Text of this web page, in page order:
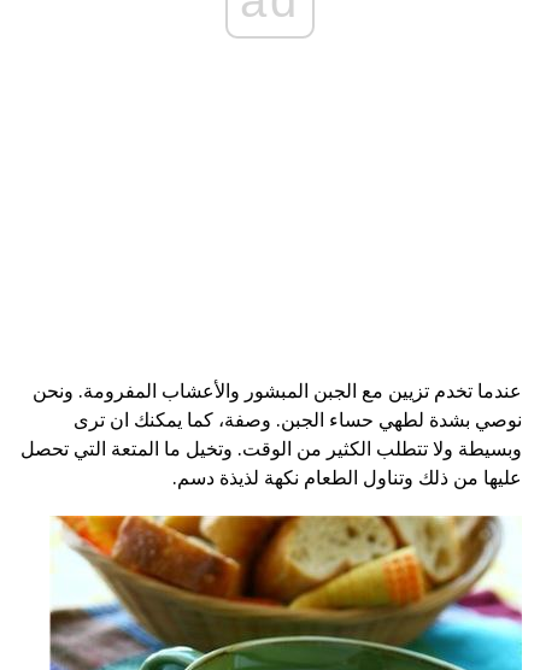
عندما تخدم تزيين مع الجبن المبشور والأعشاب المفرومة. ونحن
نوصي بشدة لطهي حساء الجبن. وصفة، كما يمكنك ان ترى
وبسيطة ولا تتطلب الكثير من الوقت. وتخيل ما المتعة التي تحصل
عليها من ذلك وتناول الطعام نكهة لذيذة دسم.